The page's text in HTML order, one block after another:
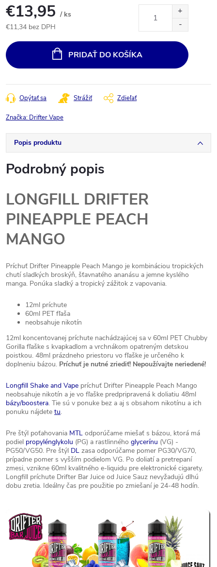
€13,95 / ks
€11,34 bez DPH
cena:
PRIDAŤ DO KOŠÍKA
Opýtať sa Strážiť Zdieľať
Značka: Drifter Vape
Popis produktu
Podrobný popis
LONGFILL DRIFTER
PINEAPPLE PEACH
MANGO
Príchuť Drifter Pineapple Peach Mango je kombináciou tropických
chutí sladkých broskýň, šťavnatého ananásu a jemne kyslého
manga. Ponúka sladký a tropický zážitok z vapovania.
12ml príchute
60ml PET fľaša
neobsahuje nikotín
12ml koncentovanej príchute nachádzajúcej sa v 60ml PET Chubby
Gorilla fľaške s kvapkadlom a vrchnákom opatreným detskou
poistkou. 48ml prázdneho priestoru vo fľaške je určeného k
doplneniu bázou. Príchuť je nutné zriediť! Nepoužívajte neriedené!
Longfill Shake and Vape príchuť Drifter Pineapple Peach Mango
neobsahuje nikotín a je vo fľaške predpripravená k doliatiu 48ml
bázy/boostera. Tie sú v ponuke bez a aj s obsahom nikotínu a ich
ponuku nájdete tu.
Pre štýl poťahovania MTL odporúčame miešať s bázou, ktorá má
podiel propylénglykolu (PG) a rastlinného glycerínu (VG) -
PG50/VG50. Pre štýl DL zasa odporúčame pomer PG30/VG70,
prípadne pomer s vyšším podielom VG. Po doliatí a pretrepaní
zmesi, vznikne 60ml kvalitného e-liquidu pre elektronické cigarety.
Longfill príchute Drifter Bar Juice od Juice Sauz nevyžadujú dlhú
dobu zretia. Ideálny čas pre použitie po zmiešaní je 24-48 hodín.